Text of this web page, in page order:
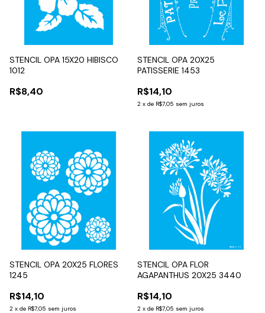
STENCIL OPA 15X20 HIBISCO
1012
R$8,40
STENCIL OPA 20X25
PATISSERIE 1453
R$14,10
2 x de R$7,05 sem juros
STENCIL OPA 20X25 FLORES
1245
R$14,10
2 x de R$7,05 sem juros
STENCIL OPA FLOR
AGAPANTHUS 20X25 3440
R$14,10
2 x de R$7,05 sem juros